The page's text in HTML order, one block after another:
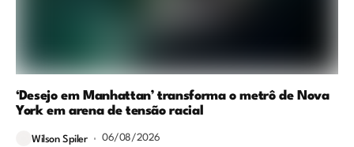
‘Desejo em Manhattan’ transforma o metrô de Nova
York em arena de tensão racial
Wilson Spiler 06/08/2026